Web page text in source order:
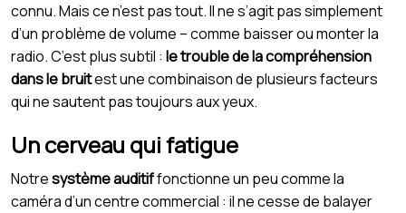
connu. Mais ce n’est pas tout. Il ne s’agit pas simplement
d’un problème de volume – comme baisser ou monter la
radio. C’est plus subtil : le trouble de la compréhension
dans le bruitest une combinaison de plusieurs facteurs
qui ne sautent pas toujours aux yeux.
Un cerveau qui fatigue
Notresystème auditiffonctionne un peu comme la
caméra d’un centre commercial : il ne cesse de balayer